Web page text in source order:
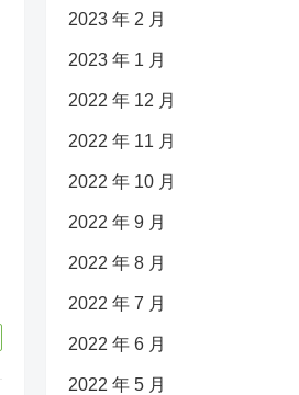
2023 年 2 月
2023 年 1 月
2022 年 12 月
2022 年 11 月
2022 年 10 月
2022 年 9 月
2022 年 8 月
2022 年 7 月
2022 年 6 月
2022 年 5 月